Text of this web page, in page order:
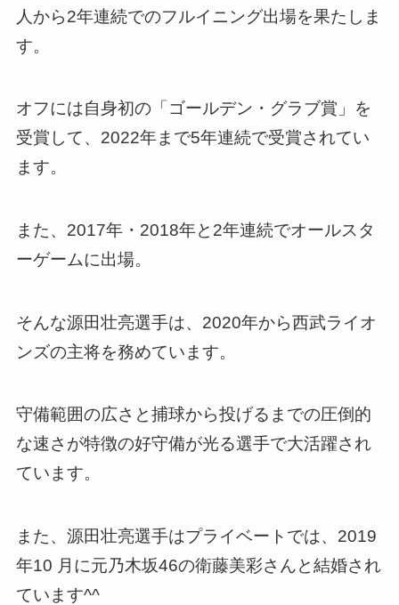
人から2年連続でのフルイニング出場を果たしま
す。
オフには自身初の「ゴールデン・グラブ賞」を
受賞して、2022年まで5年連続で受賞されてい
ます。
また、2017年・2018年と2年連続でオールスタ
ーゲームに出場。
そんな源田壮亮選手は、2020年から西武ライオ
ンズの主将を務めています。
守備範囲の広さと捕球から投げるまでの圧倒的
な速さが特徴の好守備が光る選手で大活躍され
ています。
また、源田壮亮選手はプライベートでは、2019
年10 月に元乃木坂46の衛藤美彩さんと結婚され
ています^^